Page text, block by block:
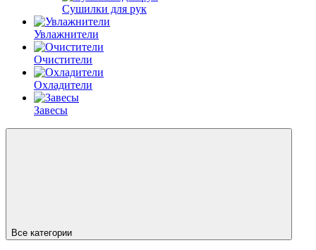
Сушилки для рук
Увлажнители
Очистители
Охладители
Завесы
Все категории